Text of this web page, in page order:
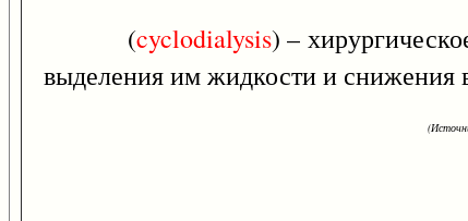
(cyclodialysis) –
выделения им жидкости и снижения